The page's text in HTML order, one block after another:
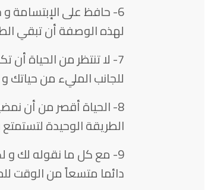
6- حافظ على
لهذه الوصفة أن تبقي
7- لا تنتظر من الحياة أن
للجانب المليء من
8- الحياة أقصر من أن
الطريقة الوحيدة لتستمتع
9- مع كل ما نقوله لك و
دائما متسعاً من الوقت